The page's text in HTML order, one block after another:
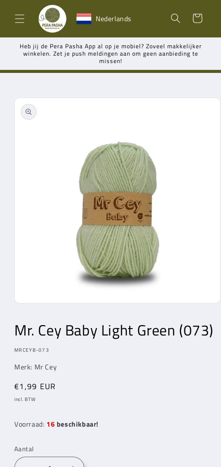
naar de
content Nederlands Winkelwagen
Heb jij de Pera Pasha App al op je mobiel? Zoveel makkelijker
winkelen. Zet je push meldingen aan om geen aanbieding te
missen!
direct naar
in
modaal
Mr. Cey Baby Light Green (073)
MODEL:
MRCEYB-073
Merk: Mr Cey
Normale
prijs
€1,99 EUR
incl. BTW
Voorraad: 16 beschikbaar!
Aantal